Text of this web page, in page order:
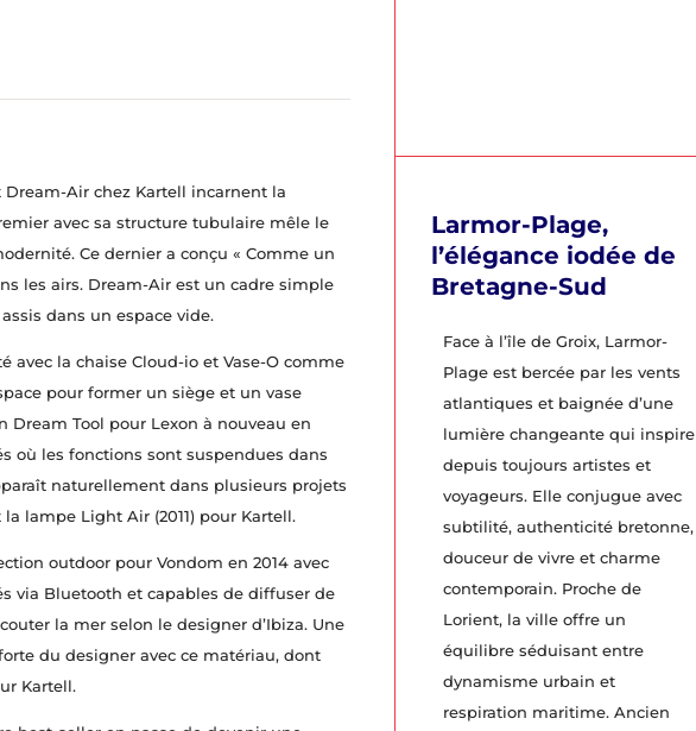
Dream-Air chez Kartell incarnent la
avec sa structure tubulaire mêle le
Ce dernier a conçu « Comme un
les airs. Dream-Air est un cadre simple
dans un espace vide.
avec la chaise Cloud-io et Vase-O comme
pour former un siège et un vase
Dream Tool pour Lexon à nouveau en
où les fonctions sont suspendues dans
naturellement dans plusieurs projets
lampe Light Air (2011) pour Kartell.
outdoor pour Vondom en 2014 avec
via Bluetooth et capables de diffuser de
la mer selon le designer d’Ibiza. Une
du designer avec ce matériau, dont
Kartell.
Larmor-Plage,
l’élégance iodée de
Bretagne-Sud
Face à l’île de Groix, Larmor-
Plage est bercée par les vents
atlantiques et baignée d’une
lumière changeante qui inspire
depuis toujours artistes et
voyageurs. Elle conjugue avec
subtilité, authenticité bretonne,
douceur de vivre et charme
contemporain. Proche de
Lorient, la ville offre un
équilibre séduisant entre
dynamisme urbain et
respiration maritime. Ancien